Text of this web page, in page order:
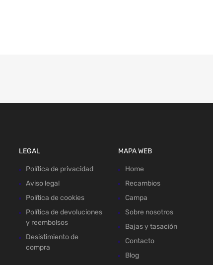
LEGAL
Política de privacidad
Aviso legal
Política de cookies
Política de devoluciones
y reembolsos
Desistimiento de
compra
MAPA WEB
Home
Recambios
Campa
Sobre nosotros
Bajas y tasación
Contacto
Blog